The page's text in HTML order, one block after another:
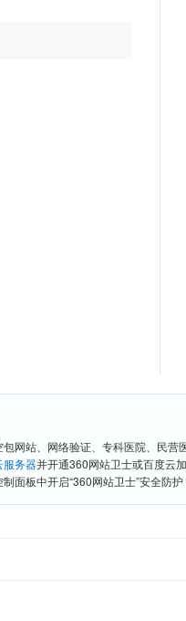
网站、网络验证、专科医院、民营
服务器并开通360网站卫士或百度云
面板中开启“360网站卫士”安全防护